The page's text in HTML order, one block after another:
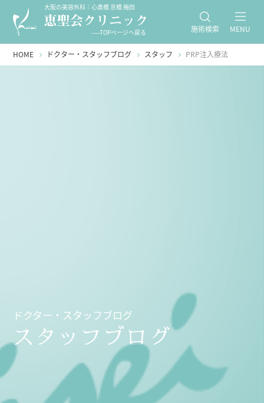
大阪の美容外科｜心斎橋 京橋 梅田
-----TOPページへ戻る 施術検索 MENU
HOME ドクター・スタッフブログ スタッフ PRP注入療法
ドクター・スタッフブログ
スタッフブログ